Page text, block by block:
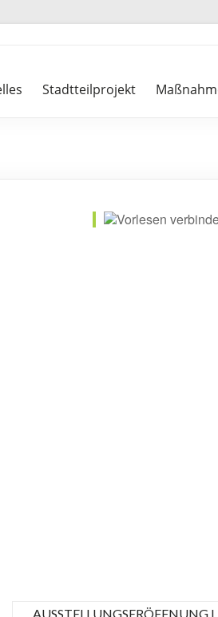
Stadtteilprojekt
AUSSTELLUNGSERÖFFNUNG